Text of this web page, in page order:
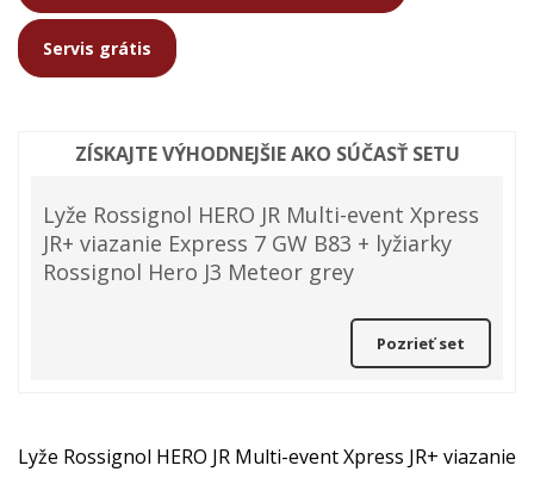
Servis grátis
ZÍSKAJTE VÝHODNEJŠIE AKO SÚČASŤ SETU
Lyže Rossignol HERO JR Multi-event Xpress
JR+ viazanie Express 7 GW B83 + lyžiarky
Rossignol Hero J3 Meteor grey
Pozrieť set
Lyže Rossignol HERO JR Multi-event Xpress JR+ viazanie